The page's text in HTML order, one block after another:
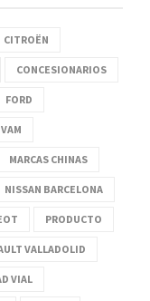
CITROËN
CONCESIONARIOS
FORD
MARCAS CHINAS
NISSAN BARCELONA
PRODUCTO
VALLADOLID
VIAL